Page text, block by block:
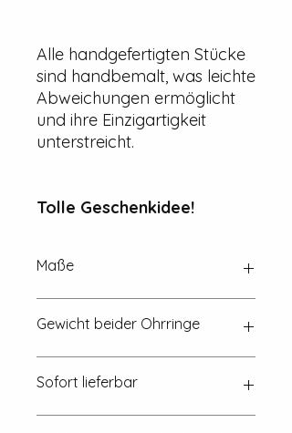
Alle handgefertigten Stücke
sind handbemalt, was leichte
Abweichungen ermöglicht
und ihre Einzigartigkeit
unterstreicht.
Tolle Geschenkidee!
Maße
Gewicht beider Ohrringe
Sofort lieferbar